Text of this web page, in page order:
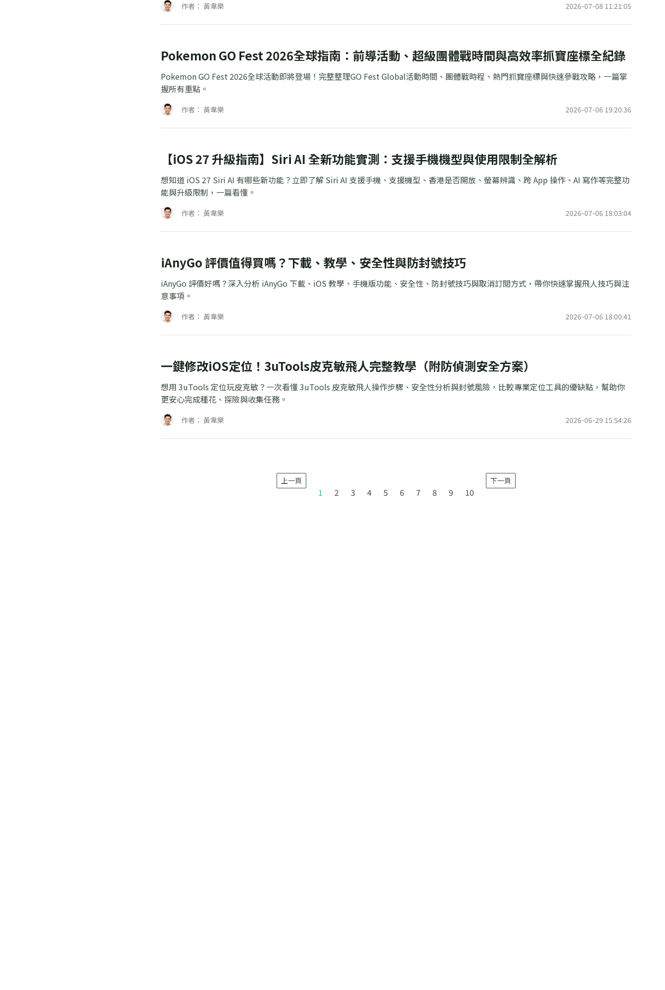
作者： 黃韋樂 2026-07-08 11:21:05
Pokemon GO Fest 2026全球指南：前導活動、超級團體戰時間與高效率抓寶座標全紀錄
Pokemon GO Fest 2026全球活動即將登場！完整整理GO Fest Global活動時間、團體戰時程、熱門抓寶座標與快速參戰攻略，一篇掌
握所有重點。
作者： 黃韋樂 2026-07-06 19:20:36
【iOS 27 升級指南】Siri AI 全新功能實測：支援手機機型與使用限制全解析
想知道 iOS 27 Siri AI 有哪些新功能？立即了解 Siri AI 支援手機、支援機型、香港是否開放、螢幕辨識、跨 App 操作、AI 寫作等完整功
能與升級限制，一篇看懂。
作者： 黃韋樂 2026-07-06 18:03:04
iAnyGo 評價值得買嗎？下載、教學、安全性與防封號技巧
iAnyGo 評價好嗎？深入分析 iAnyGo 下載、iOS 教學、手機版功能、安全性、防封號技巧與取消訂閱方式，帶你快速掌握飛人技巧與注
意事項。
作者： 黃韋樂 2026-07-06 18:00:41
一鍵修改iOS定位！3uTools皮克敏飛人完整教學（附防偵測安全方案）
想用 3uTools 定位玩皮克敏？一次看懂 3uTools 皮克敏飛人操作步驟、安全性分析與封號風險，比較專業定位工具的優缺點，幫助你
更安心完成種花、探險與收集任務。
作者： 黃韋樂 2026-06-29 15:54:26
上一頁
1 2 3 4 5 6 7 8 9 10
下一頁